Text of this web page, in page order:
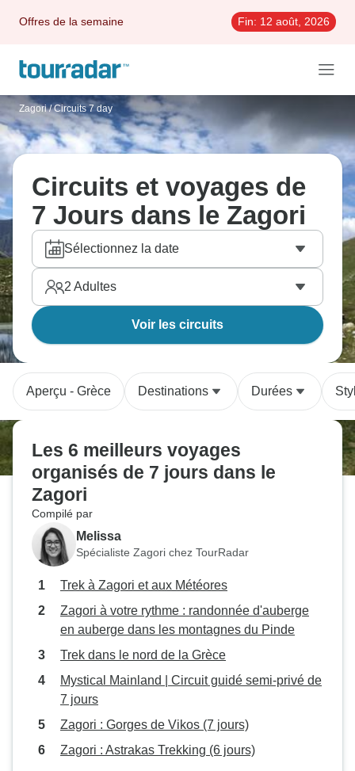
Offres de la semaine Fin: 12 août, 2026
Zagori / Circuits 7 day
Circuits et voyages de
7 Jours dans le Zagori
Sélectionnez la date
2 Adultes
Voir les circuits
Aperçu - Grèce Destinations Durées
Les 6 meilleurs voyages
organisés de 7 jours dans le
Zagori
Compilé par
Melissa
Spécialiste Zagori chez TourRadar
Trek à Zagori et aux Météores
Zagori à votre rythme : randonnée d'auberge
en auberge dans les montagnes du Pinde
Trek dans le nord de la Grèce
Mystical Mainland | Circuit guidé semi-privé de
7 jours
Zagori : Gorges de Vikos (7 jours)
Zagori : Astrakas Trekking (6 jours)